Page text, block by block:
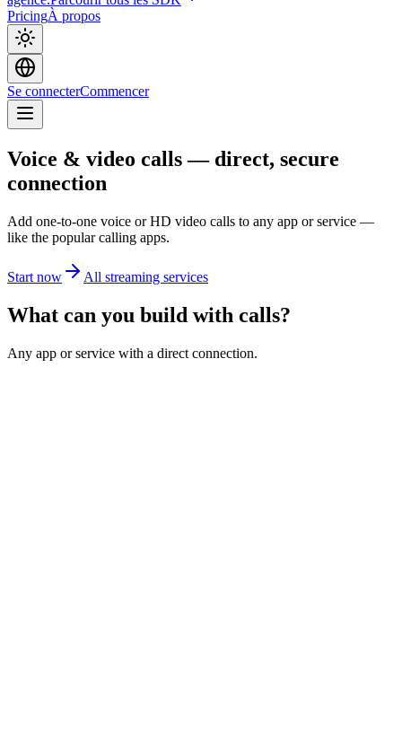
PricingÀ propos
Se connecterCommencer
Voice & video calls — direct, secure
connection
Add one-to-one voice or HD video calls to any app or service —
like the popular calling apps.
Start now All streaming services
What can you build with calls?
Any app or service with a direct connection.